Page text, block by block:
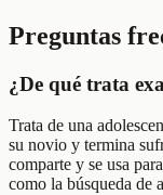
Preguntas
¿De qué trata
Trata de una
su novio y termina
comparte y se usa
como la búsqueda de